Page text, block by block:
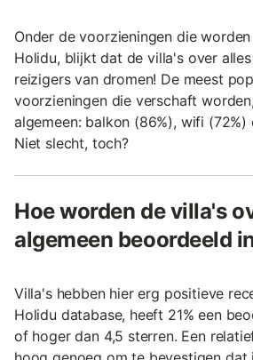
Onder de voorzieningen die
Holidu, blijkt dat de villa's over
reizigers van dromen! De meest
voorzieningen die verschaft
algemeen: balkon (86%), wifi (72%)
Niet slecht, toch?
Hoe worden de villa's
algemeen beoordeeld
Villa's hebben hier erg positieve
Holidu database, heeft 21% een
of hoger dan 4,5 sterren. Een